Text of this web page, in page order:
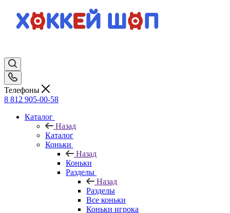
Телефоны
8 812 905-00-58
Каталог
Назад
Каталог
Коньки
Назад
Коньки
Разделы
Назад
Разделы
Все коньки
Коньки игрока